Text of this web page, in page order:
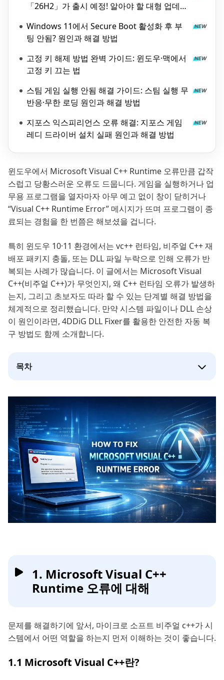
「26H2」가 출시 예정! 알아야 할 대형 업데이
Windows 11에서 Secure Boot 활성화 후 부
팅 안됨? 원인과 해결 방법
고정 키 해제 방법 완벽 가이드: 윈도우·맥에서
고정 키 끄는 법
스팀 게임 실행 안됨 해결 가이드: 스팀 실행 무
반응·무한 로딩 원인과 해결 방법
지포스 익스피리언스 오류 해결: 지포스 게임
레디 드라이버 설치 실패 원인과 해결 방법
윈도우에서 Microsoft Visual C++ Runtime 오류만큼 갑작
스럽고 당황스러운 오류도 드뭅니다. 게임을 실행하거나 업
무용 프로그램을 열자마자 아무 예고 없이 창이 닫히거나
“Visual C++ Runtime Error” 메시지가 뜨며 프로그램이 종
료되는 경험을 한 번쯤은 해보셨을 겁니다.
특히 윈도우 10·11 환경에서는 vc++ 런타임, 비주얼 C++ 재
배포 패키지 충돌, 또는 DLL 파일 누락으로 인해 오류가 반
복되는 사례가 많습니다. 이 글에서는 Microsoft Visual
C++(비주얼 C++)가 무엇인지, 왜 C++ 런타임 오류가 발생하
는지, 그리고 초보자도 따라 할 수 있는 단계별 해결 방법을
체계적으로 정리했습니다. 만약 시스템 파일이나 DLL 손상
이 원인이라면, 4DDiG DLL Fixer를 활용한 안전한 자동 복
구 방법도 함께 소개합니다.
목차
1. Microsoft Visual C++
Runtime 오류에 대해
문제를 해결하기에 앞서, 마이크로 소프트 비주얼 c++가 시
스템에서 어떤 역할을 하는지 먼저 이해하는 것이 좋습니다.
1.1 Microsoft Visual C++란?